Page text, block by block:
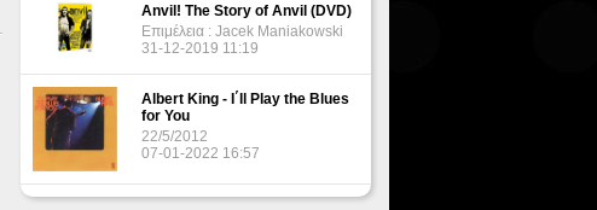
Anvil! The Story of Anvil (DVD)
Επιμέλεια : Jacek Maniakowski
31-12-2019 11:19
Albert King - I΄ll Play the Blues
for You
22/5/2012
07-01-2022 16:57